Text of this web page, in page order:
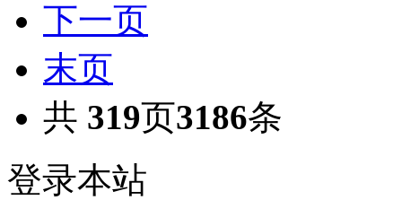
下一页
末页
共 319页3186条
登录本站